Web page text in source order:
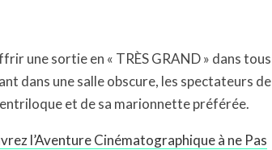
une sortie en « TRÈS GRAND » dans tous
dans une salle obscure, les spectateurs de
et de sa marionnette préférée.
l’Aventure Cinématographique à ne Pas